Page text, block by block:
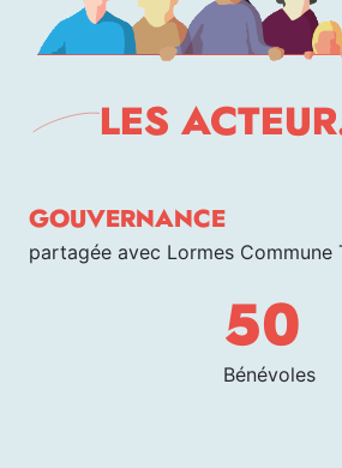
LES
GOUVERNANCE
partagée avec Lormes Commune
50
Bénévoles